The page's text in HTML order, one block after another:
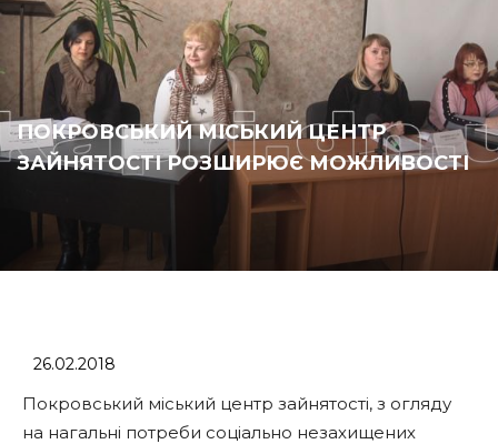
ПОКРОВСЬКИЙ МІСЬКИЙ ЦЕНТР
ЗАЙНЯТОСТІ РОЗШИРЮЄ МОЖЛИВОСТІ
26.02.2018
Покровський міський центр зайнятості, з огляду
на нагальні потреби соціально незахищених